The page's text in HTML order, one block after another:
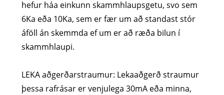
hefur háa einkunn skammhlaupsgetu, svo sem
6Ka eða 10Ka, sem er fær um að standast stór
áföll án skemmda ef um er að ræða bilun í
skammhlaupi.
LEKA aðgerðarstraumur: Lekaaðgerð straumur
þessa rafrásar er venjulega 30mA eða minna,